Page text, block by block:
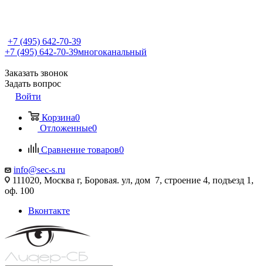
+7 (495) 642-70-39
+7 (495) 642-70-39многоканальный
Заказать звонок
Задать вопрос
Войти
Корзина0
Отложенные0
Сравнение товаров0
info@sec-s.ru
111020, Москва г, Боровая. ул, дом 7, строение 4, подъезд 1,
оф. 100
Вконтакте